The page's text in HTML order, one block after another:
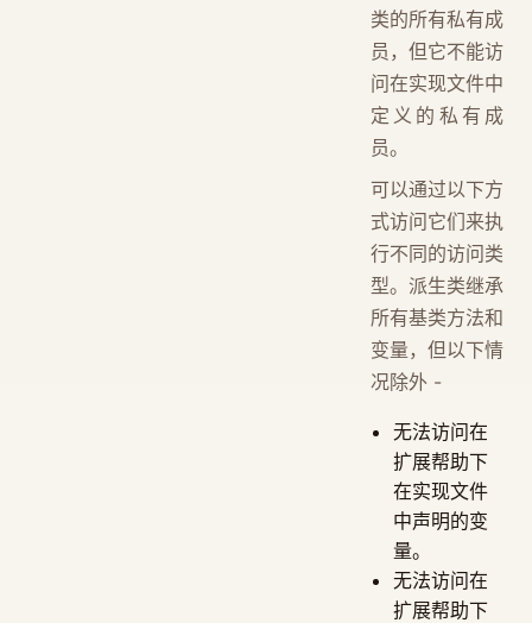
类的所有私有成
员，但它不能访
问在实现文件中
定义的私有成
员。
可以通过以下方
式访问它们来执
行不同的访问类
型。派生类继承
所有基类方法和
变量，但以下情
况除外 -
无法访问在
扩展帮助下
在实现文件
中声明的变
量。
无法访问在
扩展帮助下